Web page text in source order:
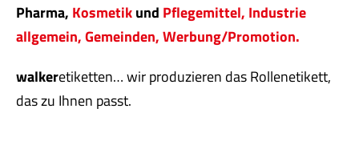
Pharma, Kosmetikund Pflegemittel, Industrie
allgemein,Gemeinden,Werbung/Promotion.
walkeretiketten… wir produzieren das Rollenetikett,
das zu Ihnen passt.